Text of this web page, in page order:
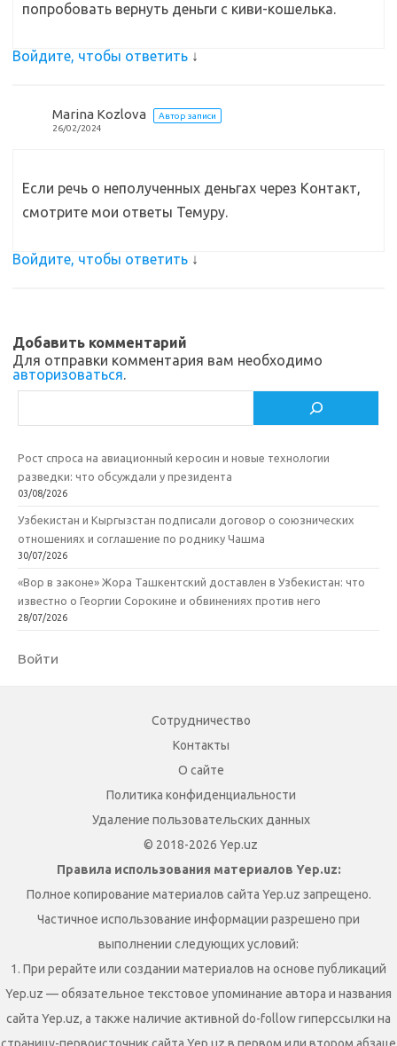
попробовать вернуть деньги с киви-кошелька.
Войдите, чтобы ответить ↓
Marina Kozlova
Автор записи
26/02/2024
Если речь о неполученных деньгах через Контакт,
смотрите мои ответы Темуру.
Войдите, чтобы ответить ↓
Добавить комментарий
Для отправки комментария вам необходимо
авторизоваться.
Рост спроса на авиационный керосин и новые технологии
разведки: что обсуждали у президента
03/08/2026
Узбекистан и Кыргызстан подписали договор о союзнических
отношениях и соглашение по роднику Чашма
30/07/2026
«Вор в законе» Жора Ташкентский доставлен в Узбекистан: что
известно о Георгии Сорокине и обвинениях против него
28/07/2026
Войти
Сотрудничество
Контакты
О сайте
Политика конфиденциальности
Удаление пользовательских данных
© 2018-2026 Yep.uz
Правила использования материалов Yep.uz:
Полное копирование материалов сайта Yep.uz запрещено.
Частичное использование информации разрешено при
выполнении следующих условий:
1. При рерайте или создании материалов на основе публикаций
Yep.uz — обязательное текстовое упоминание автора и названия
сайта Yep.uz, а также наличие активной do-follow гиперссылки на